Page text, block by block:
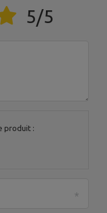
Code postal:
Ville:Starachowice
5/5
produit :